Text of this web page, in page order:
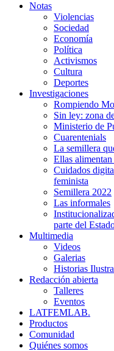
Notas
Violencias
Sociedad
Economía
Política
Activismos
Cultura
Deportes
Investigaciones
Rompiendo
Sin ley: zona
Ministerio de
Cuarentenials
La semillera
Ellas
Cuidados
feminista
Semillera 2022
Las informales
parte del
Multimedia
Videos
Galerias
Historias
Redacción abierta
Talleres
Eventos
LATFEMLAB.
Productos
Comunidad
Quiénes somos